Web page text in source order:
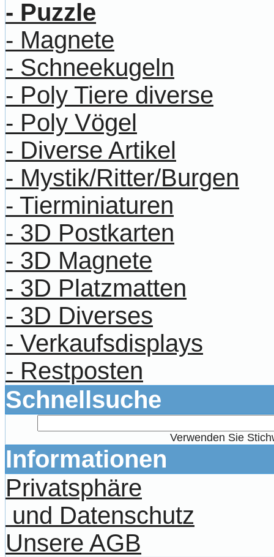
- Puzzle
- Magnete
- Schneekugeln
- Poly Tiere diverse
- Poly Vögel
- Diverse Artikel
- Mystik/Ritter/Burgen
- Tierminiaturen
- 3D Postkarten
- 3D Magnete
- 3D Platzmatten
- 3D Diverses
- Verkaufsdisplays
- Restposten
Schnellsuche
Verwenden Sie
Informationen
Privatsphäre
und Datenschutz
Unsere AGB